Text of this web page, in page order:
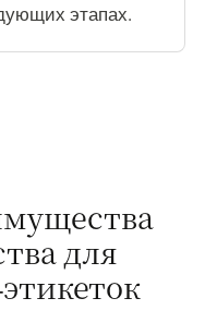
этапах.
для